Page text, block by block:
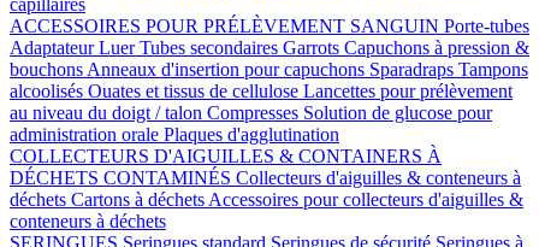
capillaires
ACCESSOIRES POUR PRÉLÈVEMENT SANGUIN Porte-tubes
Adaptateur LuerTubes secondaires Garrots Capuchons à pression &
bouchons Anneaux d'insertion pour capuchons Sparadraps Tampons
alcoolisés Ouates et tissus de cellulose Lancettes pour prélèvement
au niveau du doigt / talon Compresses Solution de glucose pour
administration orale Plaques d'agglutination
COLLECTEURS D'AIGUILLES & CONTAINERS À
DÉCHETS CONTAMINÉS Collecteurs d'aiguilles & conteneurs à
déchets Cartons à déchets Accessoires pour collecteurs d'aiguilles &
conteneurs à déchets